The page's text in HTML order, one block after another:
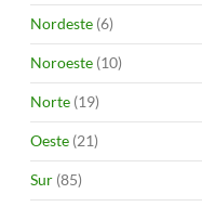
Nordeste (6)
Noroeste (10)
Norte (19)
Oeste (21)
Sur (85)